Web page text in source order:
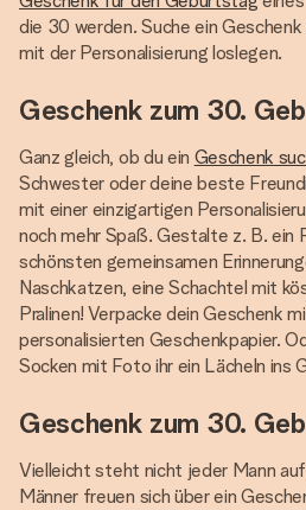
die 30 werden. Suche ein
mit der Personalisierung loslegen.
Geschenk zum 30.
Ganz gleich, ob du ein Geschenk
Schwester oder deine beste
mit einer einzigartigen
noch mehr Spaß. Gestalte z. B. ein
schönsten gemeinsamen
Naschkatzen, eine Schachtel mit
Pralinen! Verpacke dein Geschenk
personalisierten Geschenkpapier.
Socken mit Foto ihr ein Lächeln ins
Geschenk zum 30.
Vielleicht steht nicht jeder Mann
Männer freuen sich über ein